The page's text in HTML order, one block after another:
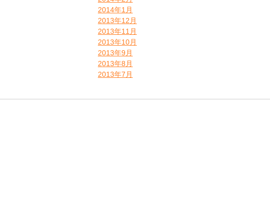
2014年1月
2013年12月
2013年11月
2013年10月
2013年9月
2013年8月
2013年7月